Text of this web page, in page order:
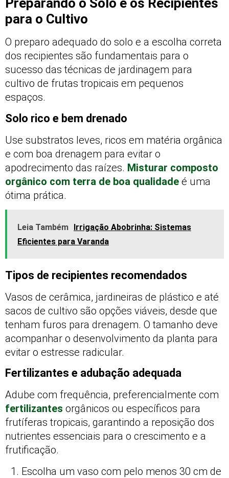
Preparando o Solo e os Recipientes
para o Cultivo
O preparo adequado do solo e a escolha correta
dos recipientes são fundamentais para o
sucesso das técnicas de jardinagem para
cultivo de frutas tropicais em pequenos
espaços.
Solo rico e bem drenado
Use substratos leves, ricos em matéria orgânica
e com boa drenagem para evitar o
apodrecimento das raízes. Misturar composto
orgânico com terra de boa qualidade é uma
ótima prática.
Leia Também Irrigação Abobrinha: Sistemas
Eficientes para Varanda
Tipos de recipientes recomendados
Vasos de cerâmica, jardineiras de plástico e até
sacos de cultivo são opções viáveis, desde que
tenham furos para drenagem. O tamanho deve
acompanhar o desenvolvimento da planta para
evitar o estresse radicular.
Fertilizantes e adubação adequada
Adube com frequência, preferencialmente com
fertilizantes orgânicos ou específicos para
frutíferas tropicais, garantindo a reposição dos
nutrientes essenciais para o crescimento e a
frutificação.
Escolha um vaso com pelo menos 30 cm de